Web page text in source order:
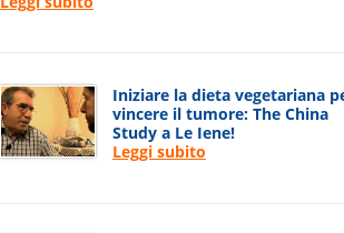
Iniziare la dieta vegetariana
vincere il tumore: The China
Study a Le Iene!
Leggi subito